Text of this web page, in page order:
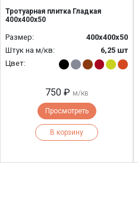
Тротуарная плитка Гладкая
400х400х50
Размер:
400х400х50
Штук на м/кв:
6,25 шт
Цвет:
750 ₽ м/кв
Просмотреть
В корзину